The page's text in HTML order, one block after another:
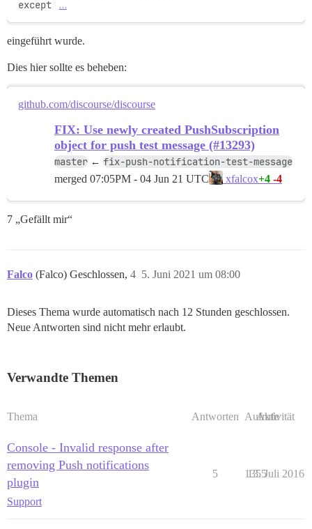
except
…
eingeführt wurde.
Dies hier sollte es beheben:
github.com/discourse/discourse
FIX: Use newly created PushSubscription
object for push test message (#13293)
master ← fix-push-notification-test-message
merged 07:05PM - 04 Jun 21 UTC xfalcox+4 -4
7 „Gefällt mir“
Falco (Falco) Geschlossen, 5. Juni 2021 um 08:00
4
Dieses Thema wurde automatisch nach 12 Stunden geschlossen.
Neue Antworten sind nicht mehr erlaubt.
Verwandte Themen
Thema Antworten Aufrufe
Aktivität
Console - Invalid response after
removing Push notifications
plugin
Support
5 1355
13. Juli 2016